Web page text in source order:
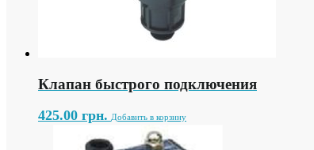
Клапан быстрого подключения
425.00 грн. Добавить в корзину